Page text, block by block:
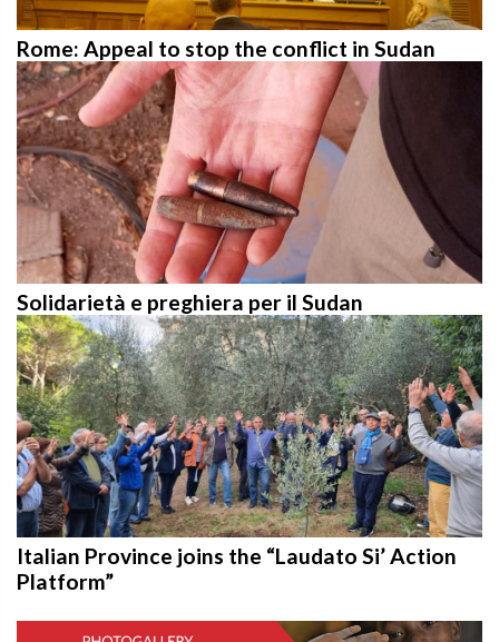
Rome: Appeal to stop the conflict in Sudan
Solidarietà e preghiera per il Sudan
Italian Province joins the “Laudato Si’ Action
Platform”